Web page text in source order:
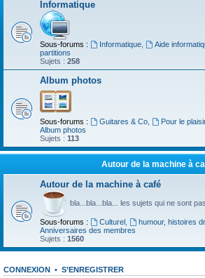
Informatique
Sous-forums : Informatique, Aide
partitions
Sujets : 258
Album photos
Sous-forums : Guitares & Co, Pour le
Album photos
Sujets : 113
Autour de la machine à
Autour de la machine à café
bla...bla...bla... les sujets qui ne sont
Sous-forums : Culturel, humour, histoires
Anniversaires des membres
Sujets : 1560
CONNEXION • S’ENREGISTRER